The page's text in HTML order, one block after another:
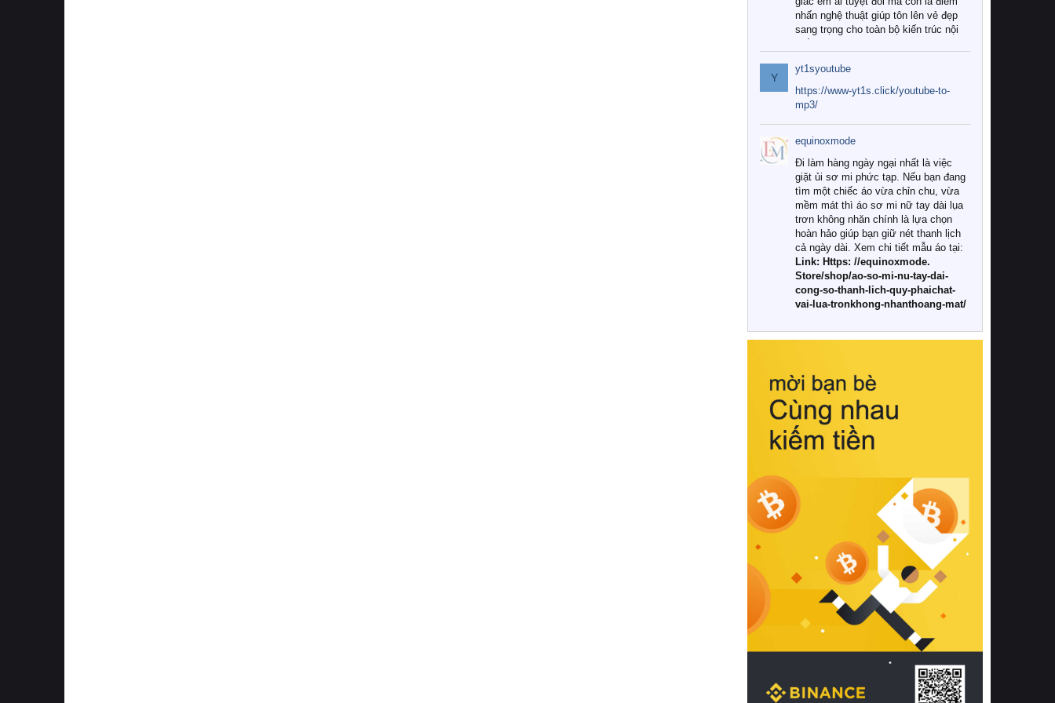
nhấn nghệ thuật giúp tôn lên vẻ đẹp
sang trọng cho toàn bộ kiến trúc nội
Tuy nhiên, giữa thị trường đa dạng
với vô vàn thương hiệu và mẫu mã
như hiện nay, làm thế nào để chọn
được những bộ chăn ga gối đệm cao
cấp thực sự chất lượng, phù hợp với
khí hậu và nhu cầu sử dụng của gia
đình? Hãy cùng chúng tôi đi tìm lời
giải đáp chi tiết qua bài viết dưới đây.
1. Tại sao các gia đình hiện đại lại ưa
chuộng chăn ga gối đệm cao cấp?
Khác với các dòng sản phẩm thông
thường, những bộ chăn ga gối đệm
cao cấp trải qua quy trình sản xuất
nghiêm ngặt từ khâu chọn lọc nguyên
liệu tự nhiên đến công nghệ dệt
nhuộm hiện đại không chứa hóa chất
này, bạn sẽ cảm nhận rõ rệt sự khác
hồi chuẩn xác của phần đệm nâng đỡ
cột sống.
Bên cạnh đó, việc lựa chọn các dòng
sản phẩm đạt chuẩn chất lượng quốc
tế còn giúp ngăn ngừa tình trạng kích
khuẩn và nấm mốc trong điều kiện
thời tiết nóng ẩm. Bạn có thể tìm hiểu
thêm các nghiên cứu khoa học về tác
động của giấc ngủ và môi trường
phòng ngủ đối với sức khỏe con
người tại Sleep Foundation (External
Link) để có cái nhìn toàn diện hơn.
2. Các tiêu chí vàng khi lựa chọn
chăn ga gối đệm cao cấp cho phòng
ngủ
Để sở hữu một bộ chăn ga gối đệm
cao cấp hoàn hảo cả về thẩm mỹ lẫn
công năng, người tiêu dùng cần cân
nhắc kỹ lưỡng các tiêu chí quan trọng
Y
yt1syoutube
https://www-yt1s.click/youtube-to-
mp3/
equinoxmode
Đi làm hàng ngày ngại nhất là việc
giặt ủi sơ mi phức tạp. Nếu bạn đang
tìm một chiếc áo vừa chỉn chu, vừa
mềm mát thì áo sơ mi nữ tay dài lụa
trơn không nhăn chính là lựa chọn
hoàn hảo giúp bạn giữ nét thanh lịch
cả ngày dài. Xem chi tiết mẫu áo tại:
Link: Https: //equinoxmode.
Store/shop/ao-so-mi-nu-tay-dai-
cong-so-thanh-lich-quy-phaichat-
vai-lua-tronkhong-nhanthoang-mat/